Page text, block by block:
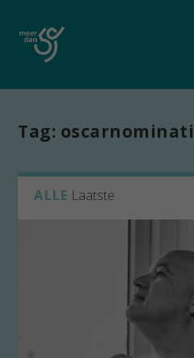
Tag:
ALLE Laatste